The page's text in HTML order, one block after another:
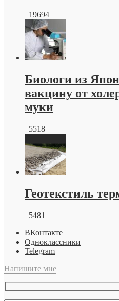
19694
Биологи из
вакцину от
муки
5518
Геотекстиль
5481
ВКонтакте
Одноклассники
Telegram
Напишите мне